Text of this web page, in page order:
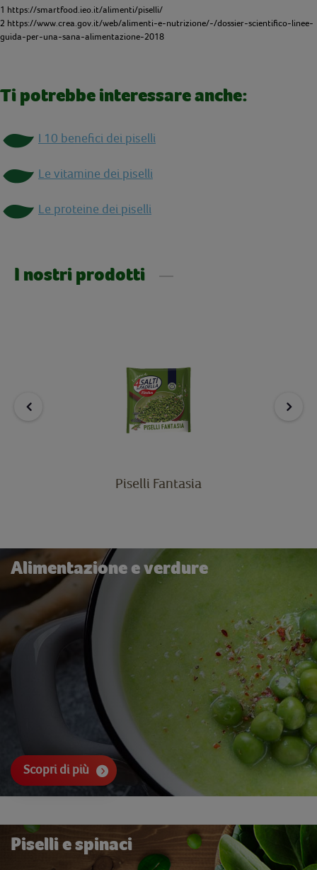
1 https://smartfood.ieo.it/alimenti/piselli/
2 https://www.crea.gov.it/web/alimenti-e-nutrizione/-/dossier-scientifico-linee-
guida-per-una-sana-alimentazione-2018
Ti potrebbe interessare anche:
I 10 benefici dei piselli
Le vitamine dei piselli
Le proteine dei piselli
I nostri prodotti
Piselli Fantasia
Alimentazione e verdure
Scopri di più
Piselli e spinaci